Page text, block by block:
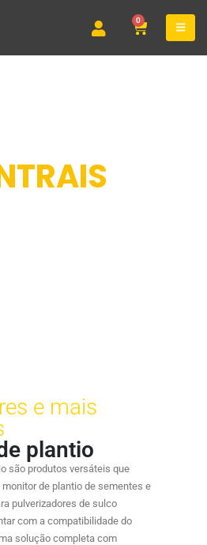
0
e mais
plantio
são produtos versáteis que
de plantio de sementes e
pulverizadores de sulco
com a compatibilidade do
solução completa com